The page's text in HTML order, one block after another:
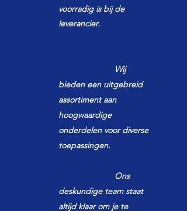
voorradig is bij de
leverancier.
Wij
bieden een uitgebreid
assortiment aan
hoogwaardige
onderdelen voor diverse
toepassingen.
Ons
deskundige team staat
altijd klaar om je te